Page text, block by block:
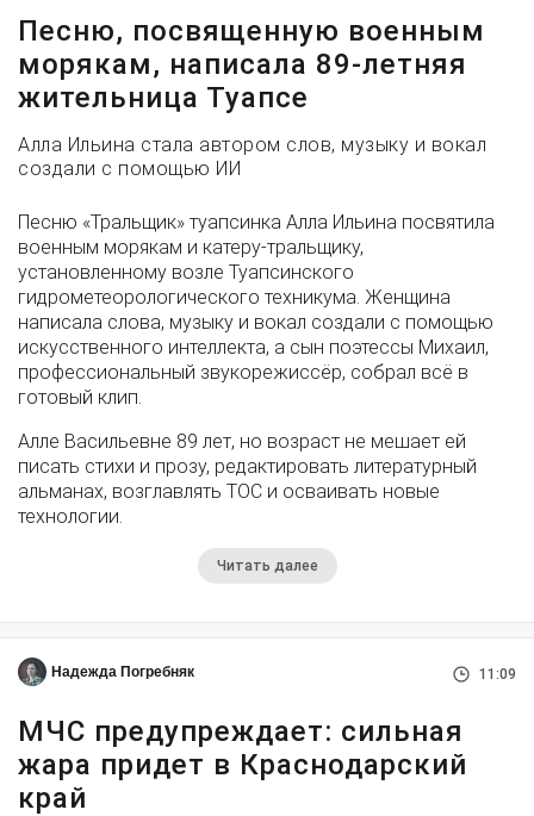
Песню, посвященную военным
морякам, написала 89-летняя
жительница Туапсе
Алла Ильина стала автором слов, музыку и вокал
создали с помощью ИИ
Песню «Тральщик» туапсинка Алла Ильина посвятила
военным морякам и катеру-тральщику,
установленному возле Туапсинского
гидрометеорологического техникума. Женщина
написала слова, музыку и вокал создали с помощью
искусственного интеллекта, а сын поэтессы Михаил,
профессиональный звукорежиссёр, собрал всё в
готовый клип.
Алле Васильевне 89 лет, но возраст не мешает ей
писать стихи и прозу, редактировать литературный
альманах, возглавлять ТОС и осваивать новые
технологии.
Читать далее
Надежда Погребняк 11:09
МЧС предупреждает: сильная
жара придет в Краснодарский
край